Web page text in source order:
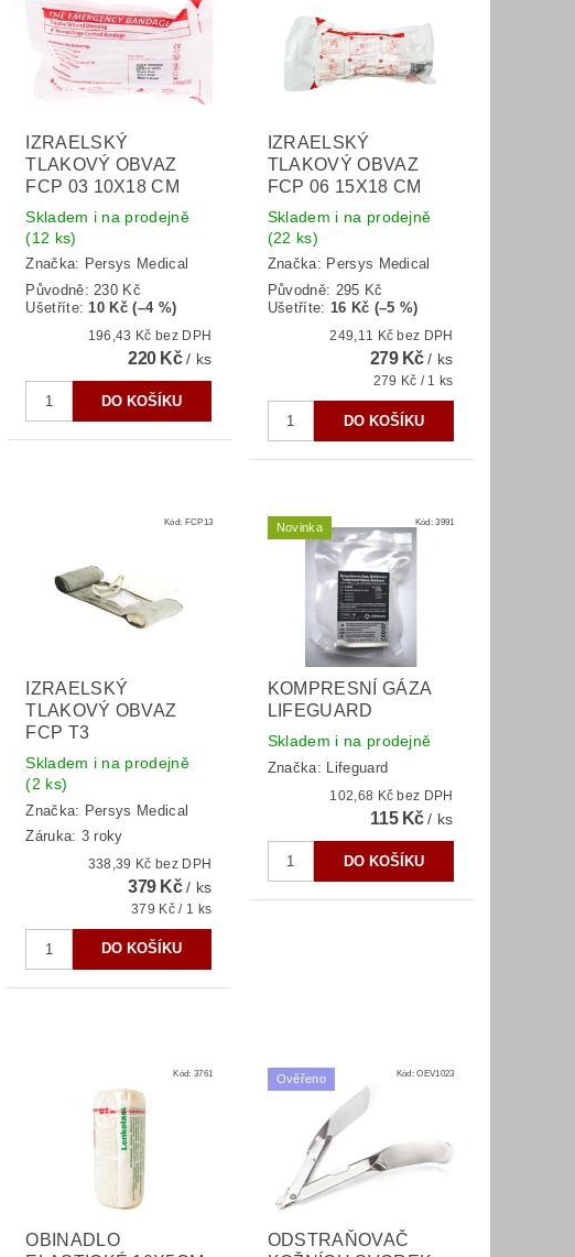
IZRAELSKÝ
TLAKOVÝ OBVAZ
FCP 03 10X18 CM
Skladem i na prodejně
(12 ks)
Značka: Persys Medical
Původně:230 Kč
Ušetříte:10 Kč (–4 %)
196,43 Kč bez DPH
220 Kč/ ks
IZRAELSKÝ
TLAKOVÝ OBVAZ
FCP 06 15X18 CM
Skladem i na prodejně
(22 ks)
Značka: Persys Medical
Původně: 295 Kč
Ušetříte: 16 Kč (–5 %)
249,11 Kč bez DPH
279 Kč/ ks
279 Kč / 1 ks
Kód: FCP13
IZRAELSKÝ
TLAKOVÝ OBVAZ
FCP T3
Skladem i na prodejně
(2 ks)
Značka: Persys Medical
Záruka: 3 roky
338,39 Kč bez DPH
379 Kč/ ks
379 Kč / 1 ks
Novinka Kód:3991
KOMPRESNÍ GÁZA
LIFEGUARD
Skladem i na prodejně
Značka: Lifeguard
102,68 Kč bez DPH
115 Kč/ ks
Kód: 3761
OBINADLO
Ověřeno Kód:OEV1023
ODSTRAŇOVAČ